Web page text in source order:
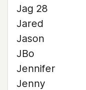
Jag 28
Jared
Jason
JBo
Jennifer
Jenny